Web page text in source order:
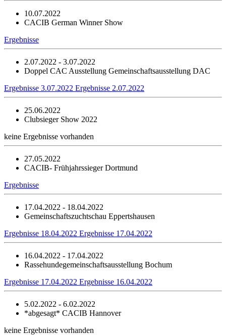
10.07.2022
CACIB German Winner Show
Ergebnisse
2.07.2022 - 3.07.2022
Doppel CAC Ausstellung Gemeinschaftsausstellung DAC
Ergebnisse 3.07.2022 Ergebnisse 2.07.2022
25.06.2022
Clubsieger Show 2022
keine Ergebnisse vorhanden
27.05.2022
CACIB- Frühjahrssieger Dortmund
Ergebnisse
17.04.2022 - 18.04.2022
Gemeinschaftszuchtschau Eppertshausen
Ergebnisse 18.04.2022 Ergebnisse 17.04.2022
16.04.2022 - 17.04.2022
Rassehundegemeinschaftsausstellung Bochum
Ergebnisse 17.04.2022 Ergebnisse 16.04.2022
5.02.2022 - 6.02.2022
*abgesagt* CACIB Hannover
keine Ergebnisse vorhanden